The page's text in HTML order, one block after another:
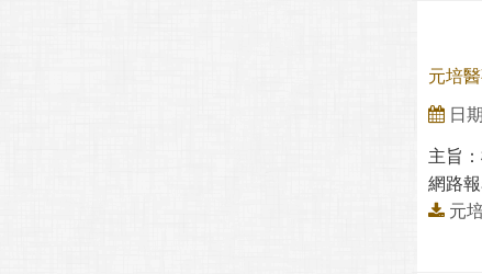
元培
日
主旨
網路
元